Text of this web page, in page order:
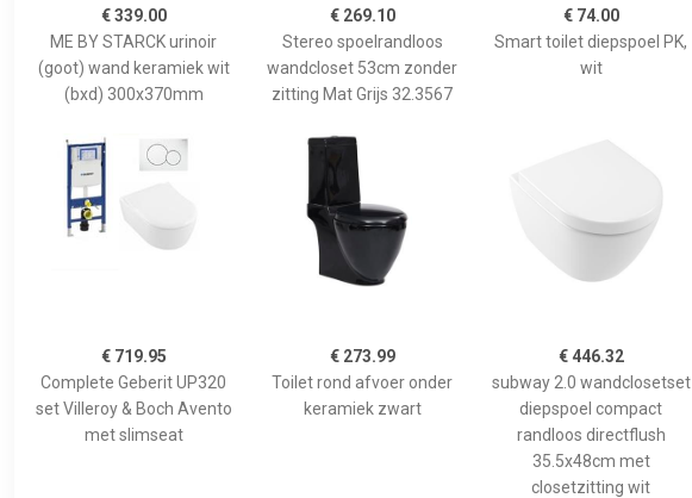
€ 339.00
ME BY STARCK urinoir
(goot) wand keramiek wit
(bxd) 300x370mm
€ 269.10
Stereo spoelrandloos
wandcloset 53cm zonder
zitting Mat Grijs 32.3567
€ 74.00
Smart toilet diepspoel PK,
wit
€ 719.95
Complete Geberit UP320
set Villeroy & Boch Avento
met slimseat
€ 273.99
Toilet rond afvoer onder
keramiek zwart
€ 446.32
subway 2.0 wandclosetset
diepspoel compact
randloos directflush
35.5x48cm met
closetzitting wit